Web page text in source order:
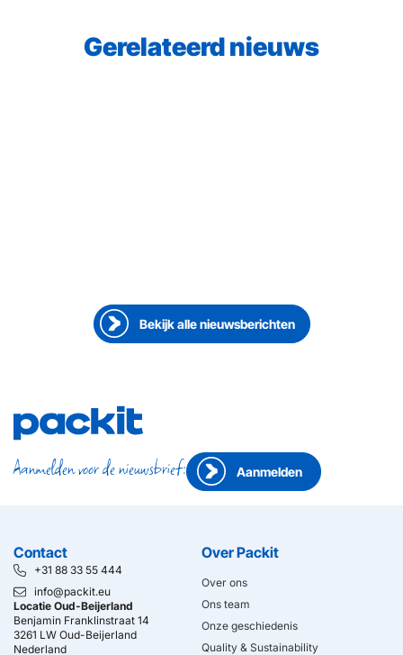
Gerelateerd nieuws
Bekijk alle nieuwsberichten
Aanmelden voor de nieuwsbrief: Aanmelden
Contact
+31 88 33 55 444
info@packit.eu
Locatie Oud-Beijerland
Benjamin Franklinstraat 14
3261 LW Oud-Beijerland
Nederland
Over Packit
Over ons
Ons team
Onze geschiedenis
Quality & Sustainability